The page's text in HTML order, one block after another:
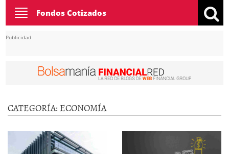
Toggle
navigation
Fondos Cotizados
Publicidad
CATEGORÍA: ECONOMÍA